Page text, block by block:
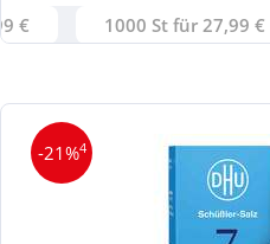
€ 1000 St für 27,99 €
-21%4